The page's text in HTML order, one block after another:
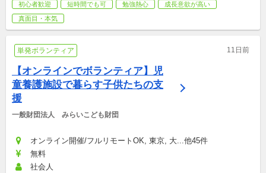
初心者歓迎 短時間でも可 勉強熱心
成長意欲が高い
真面目・本気
単発ボランティア 11日前
【オンラインでボランティア】児
童養護施設で暮らす子供たちの支
援
一般財団法人　みらいこども財団
オンライン開催/フルリモートOK, 東京, 大...他45件
無料
社会人